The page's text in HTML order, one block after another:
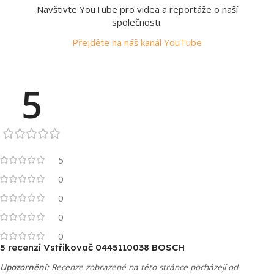
Navštivte YouTube pro videa a reportáže o naší
společnosti.
Přejděte na náš kanál YouTube
5
5
0
0
0
0
5 recenzí Vstřikovač 0445110038 BOSCH
Upozornění:Recenze zobrazené na této stránce pocházejí od